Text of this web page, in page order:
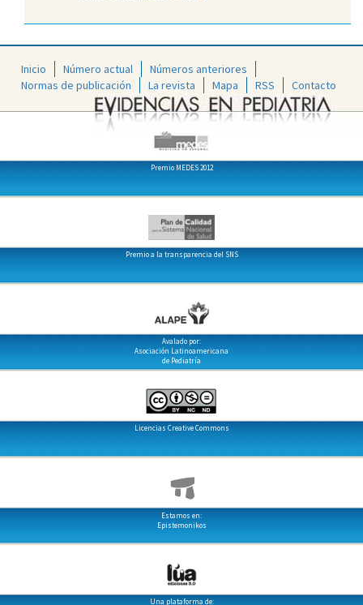
Inicio Número actual
Números anteriores
Normas de publicación
La revista Mapa RSS Contacto
Premio MEDES 2012
Premio a la transparencia del SNS
Avalado por:
Asociación Latinoamericana
de Pediatría
Licencias Creative Commons
Estamos en:
Epistemonikos
Una plataforma de: